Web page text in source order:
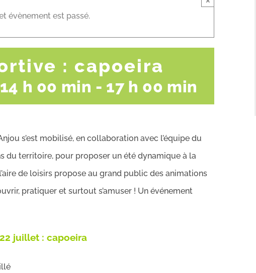
évènement est passé.
: capoeira
h 00 min - 17 h 00 min
s’est mobilisé, en collaboration avec l’équipe du
du territoire, pour proposer un été dynamique à la
de loisirs propose au grand public des animations
pratiquer et surtout s’amuser ! Un événement
juillet : capoeira